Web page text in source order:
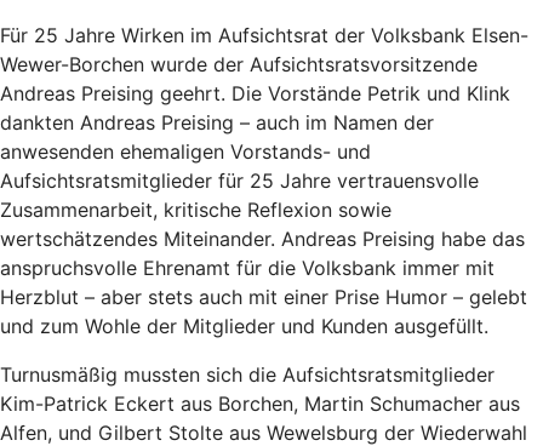
Für 25 Jahre Wirken im Aufsichtsrat der Volksbank Elsen-
Wewer-Borchen wurde der Aufsichtsratsvorsitzende
Andreas Preising geehrt. Die Vorstände Petrik und Klink
dankten Andreas Preising – auch im Namen der
anwesenden ehemaligen Vorstands- und
Aufsichtsratsmitglieder für 25 Jahre vertrauensvolle
Zusammenarbeit, kritische Reflexion sowie
wertschätzendes Miteinander. Andreas Preising habe das
anspruchsvolle Ehrenamt für die Volksbank immer mit
Herzblut – aber stets auch mit einer Prise Humor – gelebt
und zum Wohle der Mitglieder und Kunden ausgefüllt.
Turnusmäßig mussten sich die Aufsichtsratsmitglieder
Kim-Patrick Eckert aus Borchen, Martin Schumacher aus
Alfen, und Gilbert Stolte aus Wewelsburg der Wiederwahl